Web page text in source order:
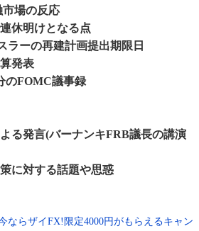
市場の反応
休明けとなる点
ラーの再建計画提出期限日
発表
のFOMC議事録
る発言(バーナンキFRB議長の講演
に対する話題や思惑
ならザイFX!限定4000円がもらえるキャン